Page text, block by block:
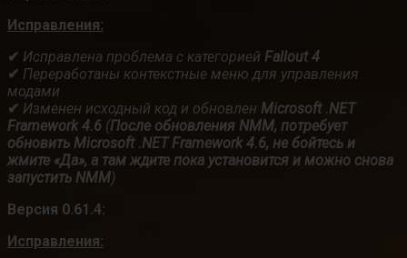
Исправления:
✔ Исправлена проблема с категорией Fallout 4
✔ Переработаны контекстные меню для управления
модами
✔ Изменен исходный код и обновлен Microsoft .NET
Framework 4.6 (После обновления NMM, потребует
обновить Microsoft .NET Framework 4.6, не бойтесь и
жмите «Да», а там ждите пока установится и можно снова
запустить NMM)
Версия 0.61.4:
Исправления: